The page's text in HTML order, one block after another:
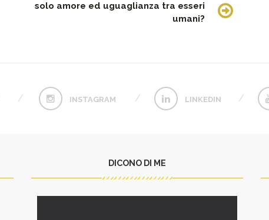
solo amore ed uguaglianza tra esseri
umani?
INSTAGRAM LINKEDIN
DICONO DI ME